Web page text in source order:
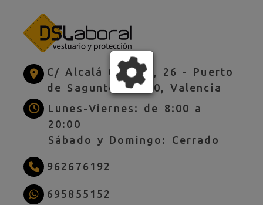
C/ Alcalá Galiano, 26 - Puerto
de Sagunto,46520, Valencia
Lunes-Viernes: de 8:00 a
20:00
Sábado y Domingo: Cerrado
962676192
695855152